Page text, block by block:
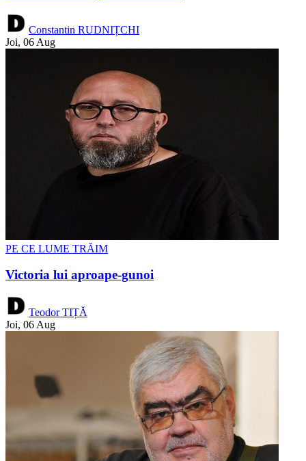
Constantin RUDNIȚCHI
Joi, 06 Aug
PE CE LUME TRĂIM
Victoria lui aproape-gunoi
Teodor TIȚĂ
Joi, 06 Aug